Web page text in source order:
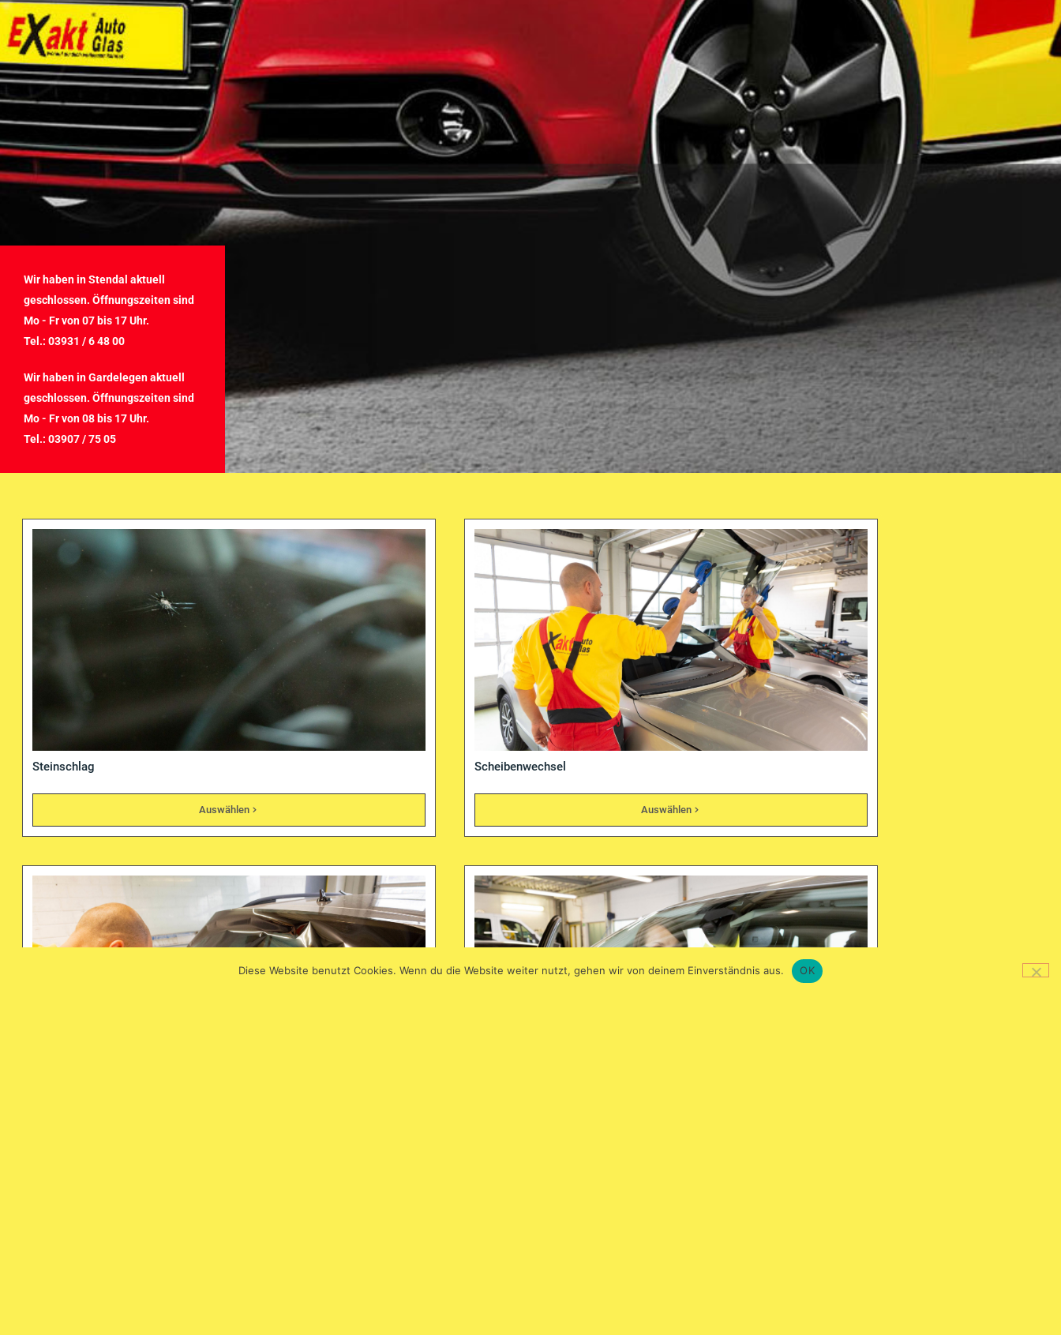
Wir haben in Stendal aktuell
geschlossen. Öffnungszeiten sind
Mo - Fr von 07 bis 17 Uhr.
Tel.: 03931 / 6 48 00
Wir haben in Gardelegen aktuell
geschlossen. Öffnungszeiten sind
Mo - Fr von 08 bis 17 Uhr.
Tel.: 03907 / 75 05
Steinschlag
Auswählen
Scheibenwechsel
Auswählen
Diese Website benutzt Cookies. Wenn du die Website weiter nutzt, gehen wir von deinem Einverständnis aus. OK